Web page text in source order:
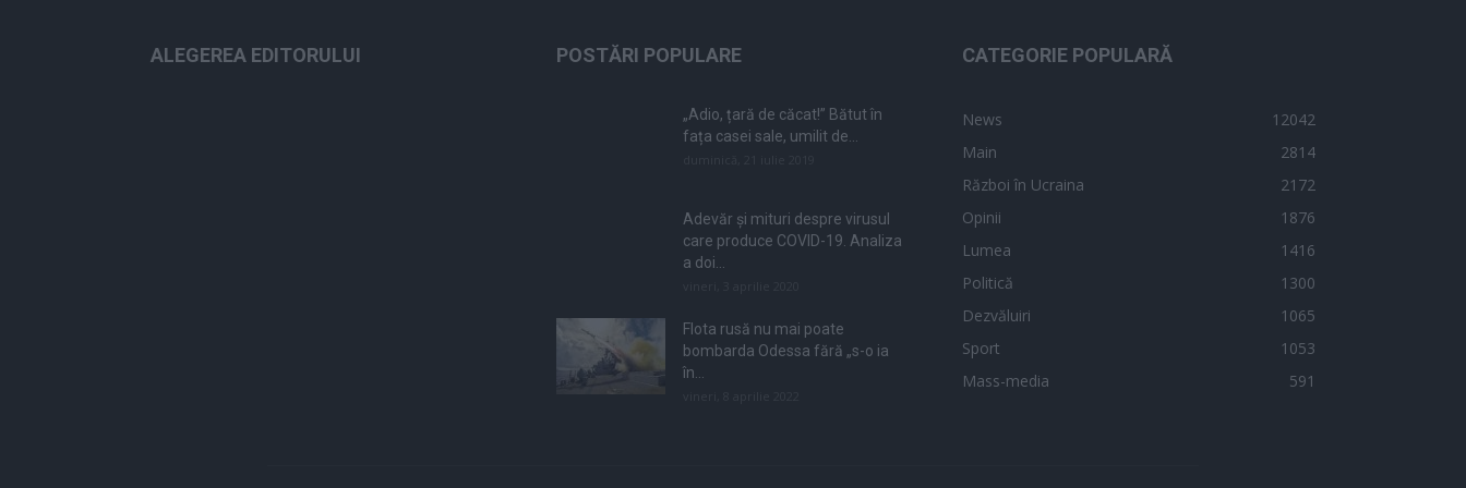
ALEGEREA EDITORULUI POSTĂRI POPULARE
„Adio, țară de căcat!” Bătut în
fața casei sale, umilit de...
Adevăr și mituri despre virusul
care produce COVID-19. Analiza
a doi...
Flota rusă nu mai poate
bombarda Odessa fără „s-o ia
în...
CATEGORIE POPULARĂ
News
12042
Main
2814
Război în Ucraina
2172
Opinii
1876
Lumea
1416
Politică
1300
Dezvăluiri
1065
Sport
1053
Mass-media
591